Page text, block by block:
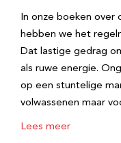
In onze boeken over
hebben we het
Dat lastige gedrag
als ruwe energie.
op een stuntelige
volwassenen maar
Lees meer